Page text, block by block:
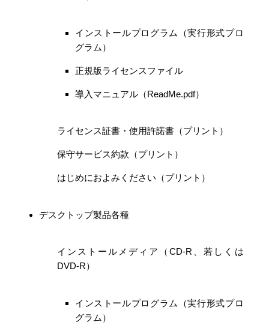
インストールプログラム（実行形式プロ
グラム）
正規版ライセンスファイル
導入マニュアル（ReadMe.pdf）
ライセンス証書・使用許諾書（プリント）
保守サービス約款（プリント）
はじめにおよみください（プリント）
デスクトップ製品各種
インストールメディア（CD-R、若しくは
DVD-R）
インストールプログラム（実行形式プロ
グラム）